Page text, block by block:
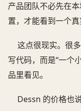
产品团队不必先在
置，才能看到一个真
这点很现实。很
写代码，而是“一个
品里看见。
Dessn 的价格也